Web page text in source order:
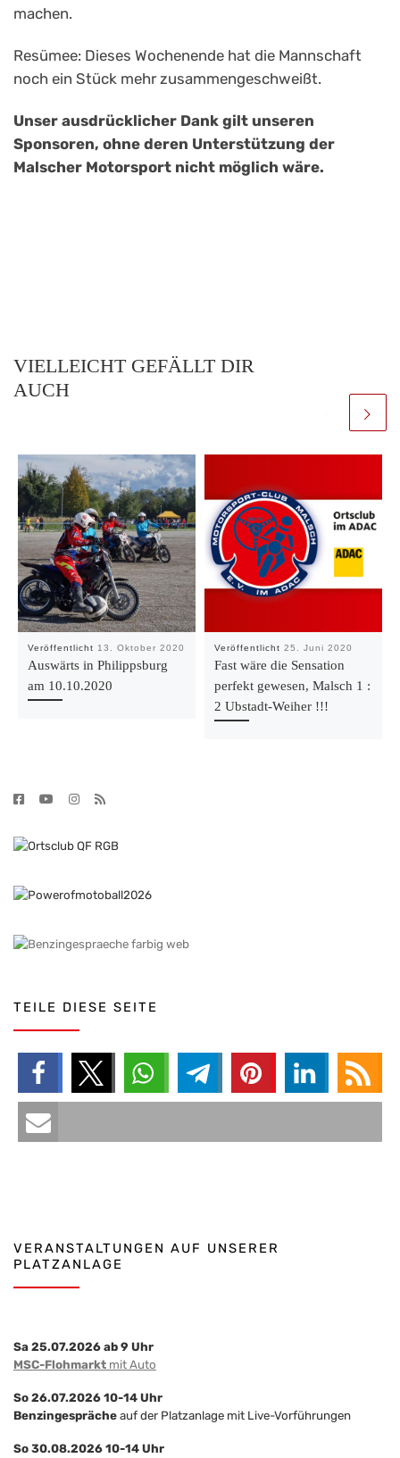
machen.
Resümee: Dieses Wochenende hat die Mannschaft
noch ein Stück mehr zusammengeschweißt.
Unser ausdrücklicher Dank gilt unseren
Sponsoren, ohne deren Unterstützung der
Malscher Motorsport nicht möglich wäre.
VIELLEICHT GEFÄLLT DIR
AUCH
Veröffentlicht 13. Oktober 2020
Auswärts in Philippsburg
am 10.10.2020
Veröffentlicht 25. Juni 2020
Fast wäre die Sensation
perfekt gewesen, Malsch 1 :
2 Ubstadt-Weiher !!!
TEILE DIESE SEITE
VERANSTALTUNGEN AUF UNSERER
PLATZANLAGE
Sa 25.07.2026 ab 9 Uhr
MSC-Flohmarkt mit Auto
So 26.07.2026 10-14 Uhr
Benzingesprächeauf der Platzanlage mit Live-Vorführungen
So 30.08.2026 10-14 Uhr